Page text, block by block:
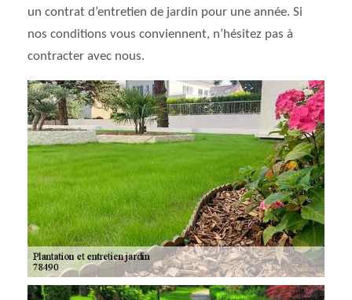
un contrat d’entretien de jardin pour une année. Si
nos conditions vous conviennent, n’hésitez pas à
contracter avec nous.